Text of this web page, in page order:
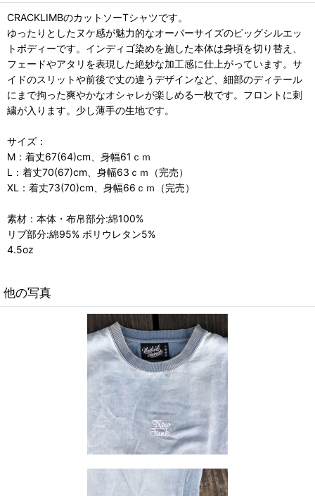
CRACKLIMBのカットソーTシャツです。
ゆったりとしたヌケ感が魅力的なオーバーサイズのビッグシルエッ
トボディーです。インディゴ染めを施した本体は身頃を切り替え、
フェードやアタリを表現した絶妙な加工感に仕上がっています。サ
イドのスリットや前後で丈の違うデザインなど、細部のディテール
にまで拘った爽やかなオシャレが楽しめる一枚です。フロントに刺
繍が入ります。少し薄手の生地です。
サイズ：
M：着丈67(64)cm、身幅61ｃｍ
L：着丈70(67)cm、身幅63ｃｍ（完売）
XL：着丈73(70)cm、身幅66ｃｍ（完売）
素材：本体・布帛部分:綿100%
リブ部分:綿95% ポリウレタン5%
4.5oz
他の写真